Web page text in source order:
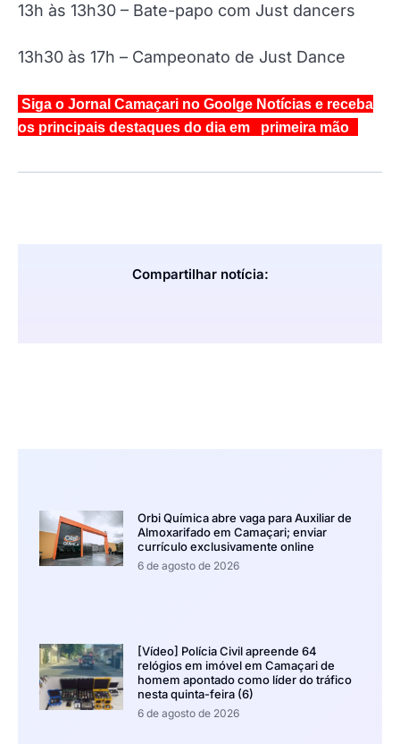
13h às 13h30 – Bate-papo com Just dancers
13h30 às 17h – Campeonato de Just Dance
Siga o Jornal Camaçari no Goolge Notícias e receba
os principais destaques do dia em primeira mão
Compartilhar notícia:
Orbi Química abre vaga para Auxiliar de
Almoxarifado em Camaçari; enviar
currículo exclusivamente online
6 de agosto de 2026
[Vídeo] Polícia Civil apreende 64
relógios em imóvel em Camaçari de
homem apontado como líder do tráfico
nesta quinta-feira (6)
6 de agosto de 2026